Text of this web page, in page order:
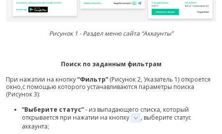
Рисунок 1 - Раздел меню сайта “Аккаунты”
Поиск по заданным фильтрам
При нажатии на кнопку“Фильтр” (Рисунок 2, Указатель 1) откроется
окно,с помощью которого устанавливаются параметры поиска
(Рисунок 3):
“Выберите статус”- из выпадающего списка, который
открывается при нажатии на кнопку
, выберите статус
аккаунта;